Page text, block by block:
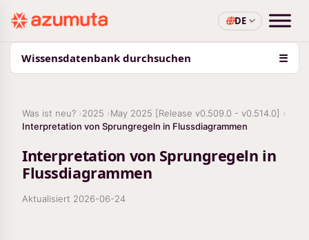
DE
Wissensdatenbank durchsuchen ☰
Was ist neu? 2025
May 2025 [Release v0.509.0 - v0.514.0]
Interpretation von Sprungregeln in Flussdiagrammen
Interpretation von Sprungregeln in
Flussdiagrammen
Aktualisiert 2026-06-24